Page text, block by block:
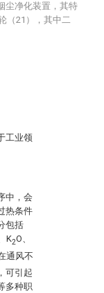
工业领
中，会
热条件
包括
K2O、
通风不
可引起
多种职
尘净化装置，其特
（21），其中二